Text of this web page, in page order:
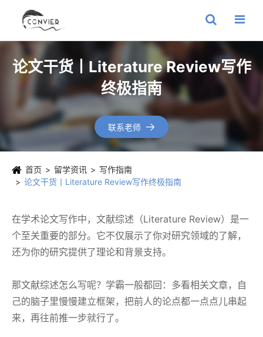
论文干货丨Literature Review写作
终极指南
联系老师 
首页 留学资讯
写作指南
论文干货丨Literature Review写作终极指南
在学术论文写作中，文献综述（Literature Review）是一
个至关重要的部分。它不仅展示了你对研究领域的了解，
还为你的研究提供了理论和背景支持。
那文献综述怎么写呢？学霸一般都回：多看相关文章，自
己的脑子里慢慢建立框架，把前人的论点都一点点儿串起
来，再往前推一步就行了。